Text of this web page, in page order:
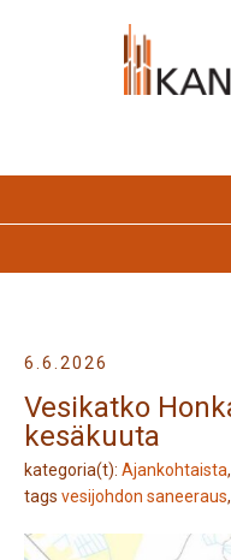
6.6.2026
Vesikatko
kesäkuuta
kategoria(t): Ajankohtaista,
tags vesijohdon saneeraus,